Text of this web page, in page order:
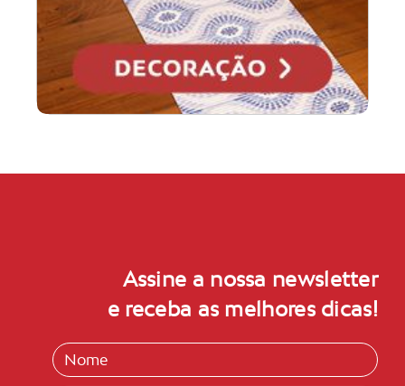
Assine a nossa newsletter
e receba as melhores dicas!